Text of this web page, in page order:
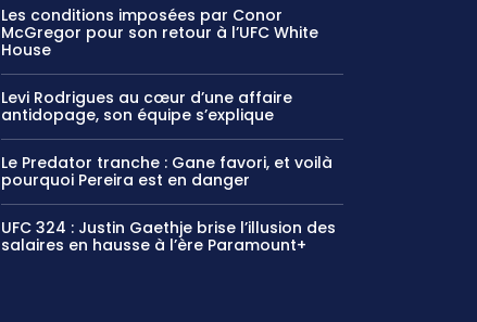
Les conditions imposées par Conor
McGregor pour son retour à l’UFC White
House
Levi Rodrigues au cœur d’une affaire
antidopage, son équipe s’explique
Le Predator tranche : Gane favori, et voilà
pourquoi Pereira est en danger
UFC 324 : Justin Gaethje brise l’illusion des
salaires en hausse à l’ère Paramount+